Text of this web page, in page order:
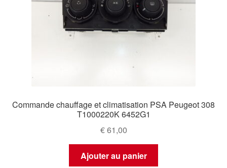
Commande chauffage et climatisation PSA Peugeot 308
T1000220K 6452G1
€61,00
Ajouter au panier